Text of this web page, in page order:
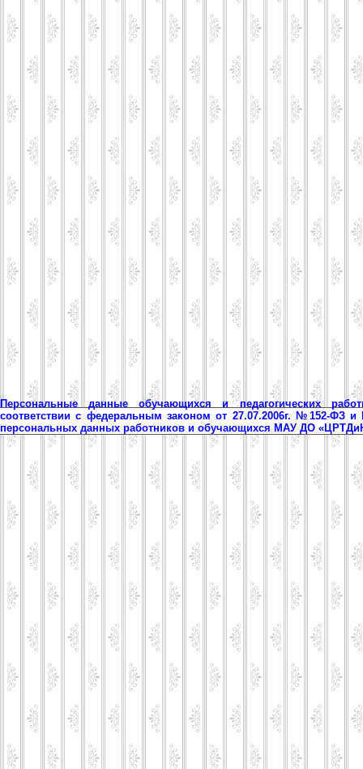
Персональные данные обучающихся и педагогических
соответствии с федеральным законом от 27.07.2006г. №152-ФЗ
персональных данных работников и обучающихся МАУ ДО